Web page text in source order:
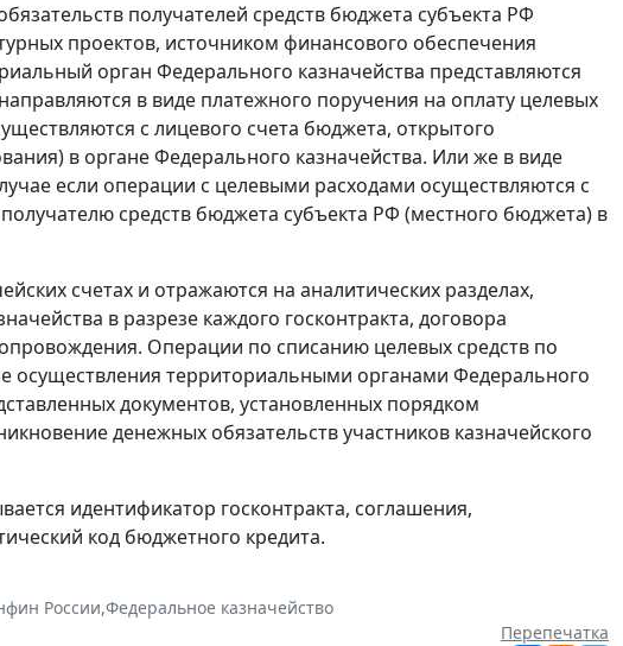
получателей средств бюджета субъекта РФ
проектов, источником финансового обеспечения
орган Федерального казначейства представляются
в виде платежного поручения на оплату целевых
с лицевого счета бюджета, открытого
в органе Федерального казначейства. Или же в виде
если операции с целевыми расходами осуществляются с
средств бюджета субъекта РФ (местного бюджета) в
счетах и отражаются на аналитических разделах,
в разрезе каждого госконтракта, договора
Операции по списанию целевых средств по
осуществления территориальными органами Федерального
документов, установленных порядком
денежных обязательств участников казначейского
идентификатор госконтракта, соглашения,
код бюджетного кредита.
России,Федеральное казначейство
Перепечатка